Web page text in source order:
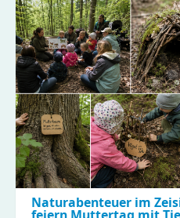
für
gesunde
Ernährung
und
effiziente
Abläufe!
Naturabenteuer im